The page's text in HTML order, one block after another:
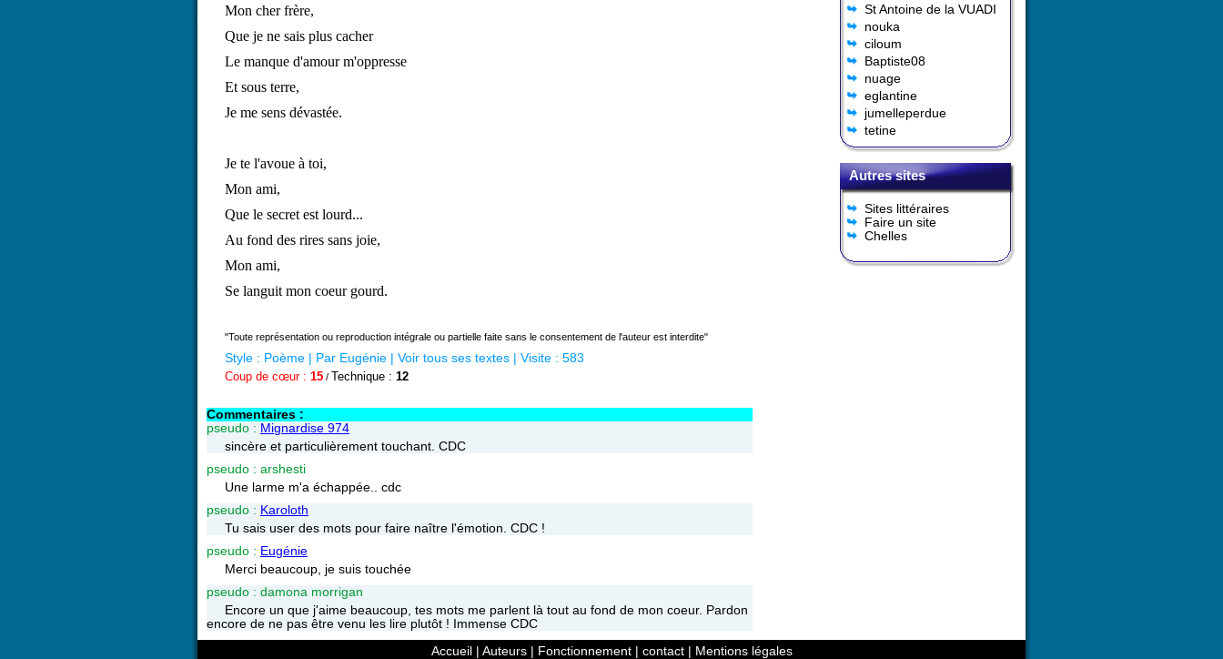
Mon cher frère,
Que je ne sais plus cacher
Le manque d'amour m'oppresse
Et sous terre,
Je me sens dévastée.
Je te l'avoue à toi,
Mon ami,
Que le secret est lourd...
Au fond des rires sans joie,
Mon ami,
Se languit mon coeur gourd.
"Toute représentation ou reproduction intégrale ou partielle faite sans le consentement de l'auteur est interdite"
Style : Poème | Par Eugénie Voir tous ses textes | Visite : 583
Coup de cœur : 15 / Technique : 12
Commentaires :
pseudo : Mignardise 974
sincère et particulièrement touchant. CDC
pseudo : arshesti
Une larme m'a échappée.. cdc
pseudo : Karoloth
Tu sais user des mots pour faire naître l'émotion. CDC !
pseudo : Eugénie
Merci beaucoup, je suis touchée
pseudo : damona morrigan
Encore un que j'aime beaucoup, tes mots me parlent là tout au fond de mon coeur. Pardon
encore de ne pas être venu les lire plutôt ! Immense CDC
St Antoine de la VUADI
nouka
ciloum
Baptiste08
nuage
eglantine
jumelleperdue
tetine
Autres sites
Sites littéraires
Faire un site
Chelles
Accueil Auteurs| Fonctionnement| contact| Mentions légales